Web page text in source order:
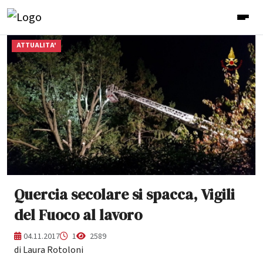
ATTUALITA'
Quercia secolare si spacca, Vigili
del Fuoco al lavoro
04.11.2017 1 2589
di Laura Rotoloni